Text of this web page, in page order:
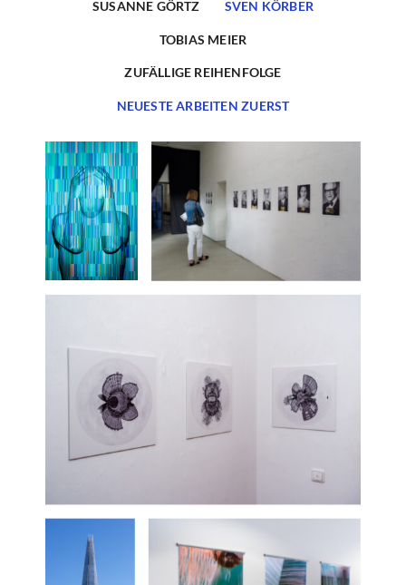
SUSANNE GÖRTZ SVEN KÖRBER
TOBIAS MEIER
ZUFÄLLIGE REIHENFOLGE
NEUESTE ARBEITEN ZUERST